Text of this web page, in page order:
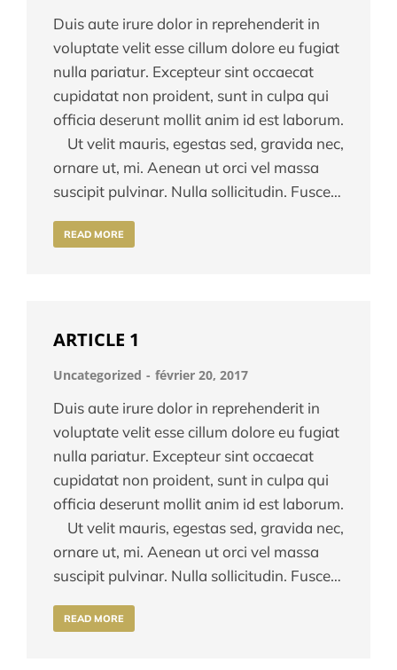
Duis aute irure dolor in reprehenderit in
voluptate velit esse cillum dolore eu fugiat
nulla pariatur. Excepteur sint occaecat
cupidatat non proident, sunt in culpa qui
officia deserunt mollit anim id est laborum.
Ut velit mauris, egestas sed, gravida nec,
ornare ut, mi. Aenean ut orci vel massa
suscipit pulvinar. Nulla sollicitudin. Fusce…
READ MORE
ARTICLE 1
Uncategorized février 20, 2017
Duis aute irure dolor in reprehenderit in
voluptate velit esse cillum dolore eu fugiat
nulla pariatur. Excepteur sint occaecat
cupidatat non proident, sunt in culpa qui
officia deserunt mollit anim id est laborum.
Ut velit mauris, egestas sed, gravida nec,
ornare ut, mi. Aenean ut orci vel massa
suscipit pulvinar. Nulla sollicitudin. Fusce…
READ MORE